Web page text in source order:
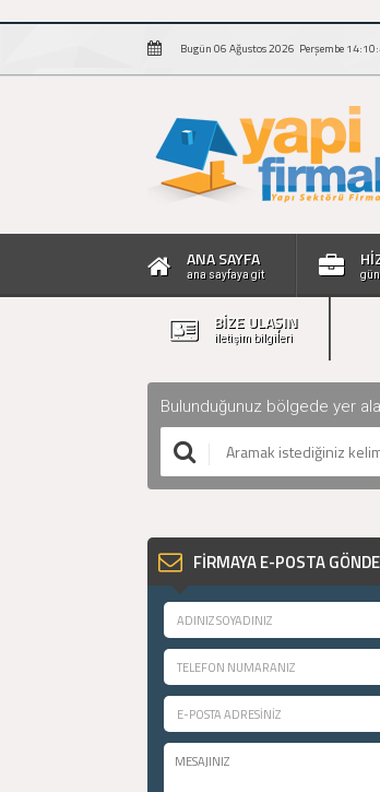
Bugün 06 Ağustos 2026 Perşembe
ANA SAYFA
ana sayfaya git
BİZE ULAŞIN
iletişim bilgileri
Bulunduğunuz bölgede yer
FİRMAYA E-POSTA